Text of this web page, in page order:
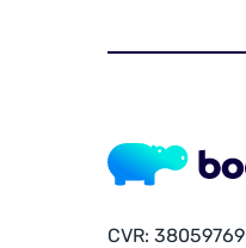
CVR: 38059769